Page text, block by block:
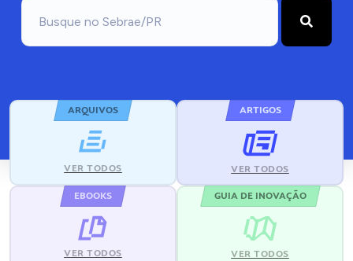
ARQUIVOS
VER TODOS
ARTIGOS
VER TODOS
EBOOKS
VER TODOS
GUIA DE INOVAÇÃO
VER TODOS